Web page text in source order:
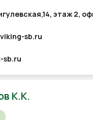
этаж 2,
sb.ru
sb.ru
К.К.